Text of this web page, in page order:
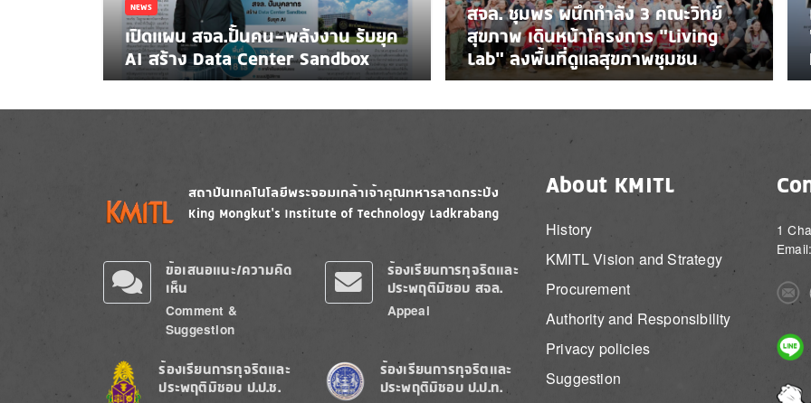
NEWS
เปิดแผน สจล.ปั้นคน-พลังงาน รับยุค
AI สร้าง Data Center Sandbox
สจล. ชุมพร ผนึกกำลัง 3 คณะวิทย์
สุขภาพ เดินหน้าโครงการ “Living
Lab” ลงพื้นที่ดูแลสุขภาพชุมชน
Image Image
ข้อเสนอแนะ/ความคิด
เห็น
Comment &
Suggestion
ร้องเรียนการทุจริตและ
ประพฤติมิชอบ สจล.
Appeal
Image
ร้องเรียนการทุจริตและ
ประพฤติมิชอบ ป.ป.ช.
Image
ร้องเรียนการทุจริตและ
ประพฤติมิชอบ ป.ป.ท.
About KMITL
History
KMITL Vision and Strategy
Procurement
Authority and Responsibility
Privacy policies
Suggestion
1
Image
Image
Image